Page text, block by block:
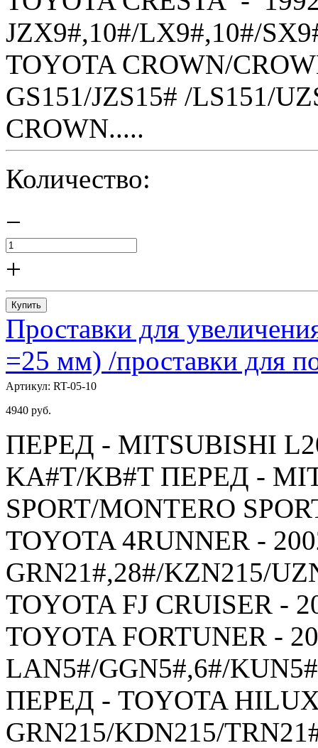
JZX9#,10#/LX9#,10#/
TOYOTA CROWN/
GS151/JZS15# /LS151/
CROWN.....
Количество:
−
+
Купить
Проставки для
=25 мм) /проставки для
Артикул: RT-05-10
4940 руб.
ПЕРЕД - MITSUBISHI
KA#T/KB#T ПЕРЕД -
SPORT/MONTERO
TOYOTA 4RUNNER -
GRN21#,28#/KZN215/
TOYOTA FJ CRUISER -
TOYOTA FORTUNER -
LAN5#/GGN5#,6#/
ПЕРЕД - TOYOTA
GRN215/KDN215/